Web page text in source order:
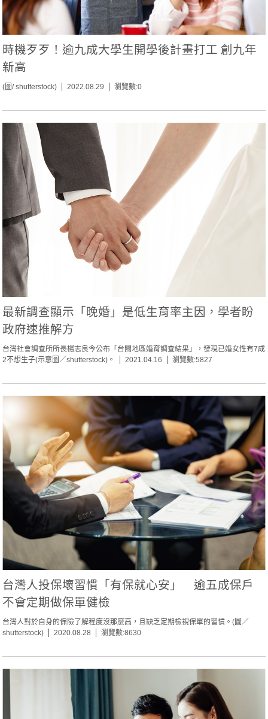
時機歹歹！逾九成大學生開學後計畫打工 創九年
新高
(圖/ shutterstock) 2022.08.29 瀏覽數:0
最新調查顯示「晚婚」是低生育率主因，學者盼
政府速推解方
台灣社會調查所所長楊志良今公布「台閩地區婚育調查結果」，發現已婚女性有7成
2不想生子(示意圖／shutterstock)。
2021.04.16 瀏覽數:5827
台灣人投保壞習慣「有保就心安」 逾五成保戶
不會定期做保單健檢
台灣人對於自身的保險了解程度沒那麼高，且缺乏定期檢視保單的習慣。(圖／
shutterstock)
2020.08.28 瀏覽數:8630